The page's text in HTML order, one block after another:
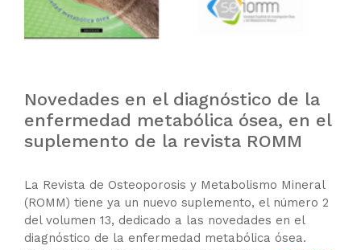
Novedades en el diagnóstico de la
enfermedad metabólica ósea, en el
suplemento de la revista ROMM
La Revista de Osteoporosis y Metabolismo Mineral
(ROMM) tiene ya un nuevo suplemento, el número 2
del volumen 13, dedicado a las novedades en el
diagnóstico de la enfermedad metabólica ósea.